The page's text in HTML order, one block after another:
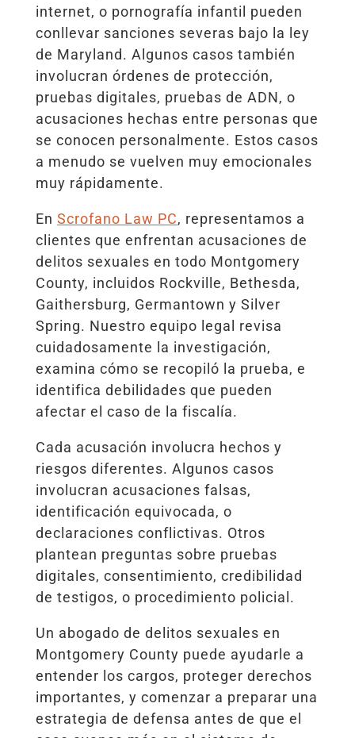
internet, o pornografía infantil pueden
conllevar sanciones severas bajo la ley
de Maryland. Algunos casos también
involucran órdenes de protección,
pruebas digitales, pruebas de ADN, o
acusaciones hechas entre personas que
se conocen personalmente. Estos casos
a menudo se vuelven muy emocionales
muy rápidamente.
En Scrofano Law PC, representamos a
clientes que enfrentan acusaciones de
delitos sexuales en todo Montgomery
County, incluidos Rockville, Bethesda,
Gaithersburg, Germantown y Silver
Spring. Nuestro equipo legal revisa
cuidadosamente la investigación,
examina cómo se recopiló la prueba, e
identifica debilidades que pueden
afectar el caso de la fiscalía.
Cada acusación involucra hechos y
riesgos diferentes. Algunos casos
involucran acusaciones falsas,
identificación equivocada, o
declaraciones conflictivas. Otros
plantean preguntas sobre pruebas
digitales, consentimiento, credibilidad
de testigos, o procedimiento policial.
Un abogado de delitos sexuales en
Montgomery County puede ayudarle a
entender los cargos, proteger derechos
importantes, y comenzar a preparar una
estrategia de defensa antes de que el